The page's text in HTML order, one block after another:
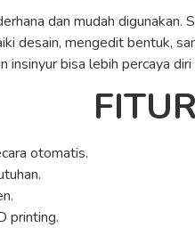
dan mudah
desain, mengedit bentuk,
insinyur bisa lebih percaya
FITUR
otomatis.
printing.